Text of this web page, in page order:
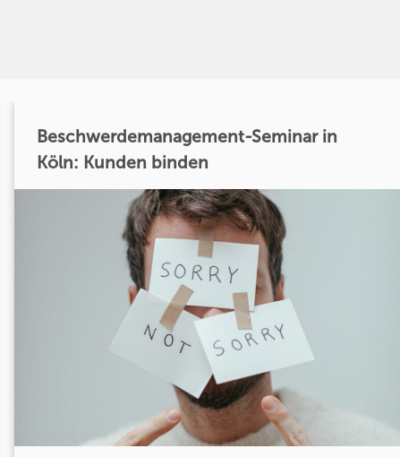
Beschwerdemanagement-Seminar in
Köln: Kunden binden